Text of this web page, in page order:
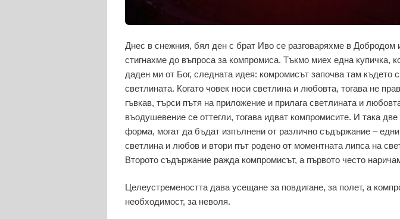
Днес в снежния, бял ден с брат Иво се разговаряхме в Добродом
стигнахме до въпроса за компромиса. Тъкмо миех една купичка,
даден ми от Бог, следната идея: комромисът започва там където
светлината. Когато човек носи светлина и любовта, тогава не
гъвкав, търси пътя на приложение и прилага светлината и
въодушевение се оттегли, тогава идват компромисите. И така
форма, могат да бъдат изпълнени от различно съдържание –
светлина и любов и втори път родено от моментната липса на
Второто съдържание ражда компромисът, а първото често
Целеустремеността дава усещане за повдигане, за полет, а
необходимост, за неволя.